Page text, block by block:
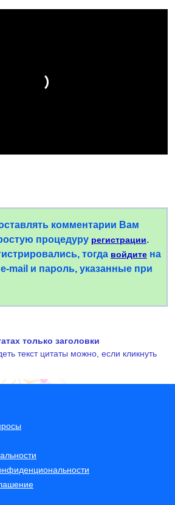
комментарии Вам
процедуру регистрации.
тогда войдите на
mail и пароль, указанные при
только заголовки
текст цитаты можно, если кликнуть